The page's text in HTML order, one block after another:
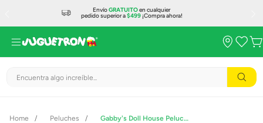
EnvíoGRATUITOen cualquier
pedido superior a$499¡Compra ahora!
Encuentra algo increíble...
Peluches Gabby's Doll House Peluche Interactivo de Gatirena